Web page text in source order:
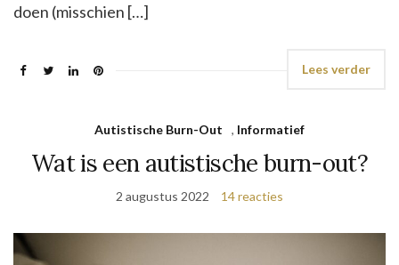
doen (misschien […]
Lees verder
Autistische Burn-Out , Informatief
Wat is een autistische burn-out?
2 augustus 2022 14 reacties